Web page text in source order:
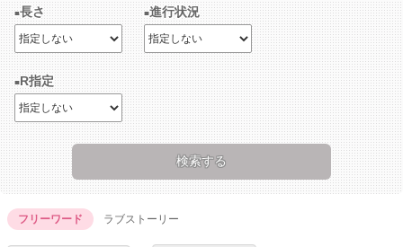
長さ 進行状況
R指定
フリーワード ラブストーリー